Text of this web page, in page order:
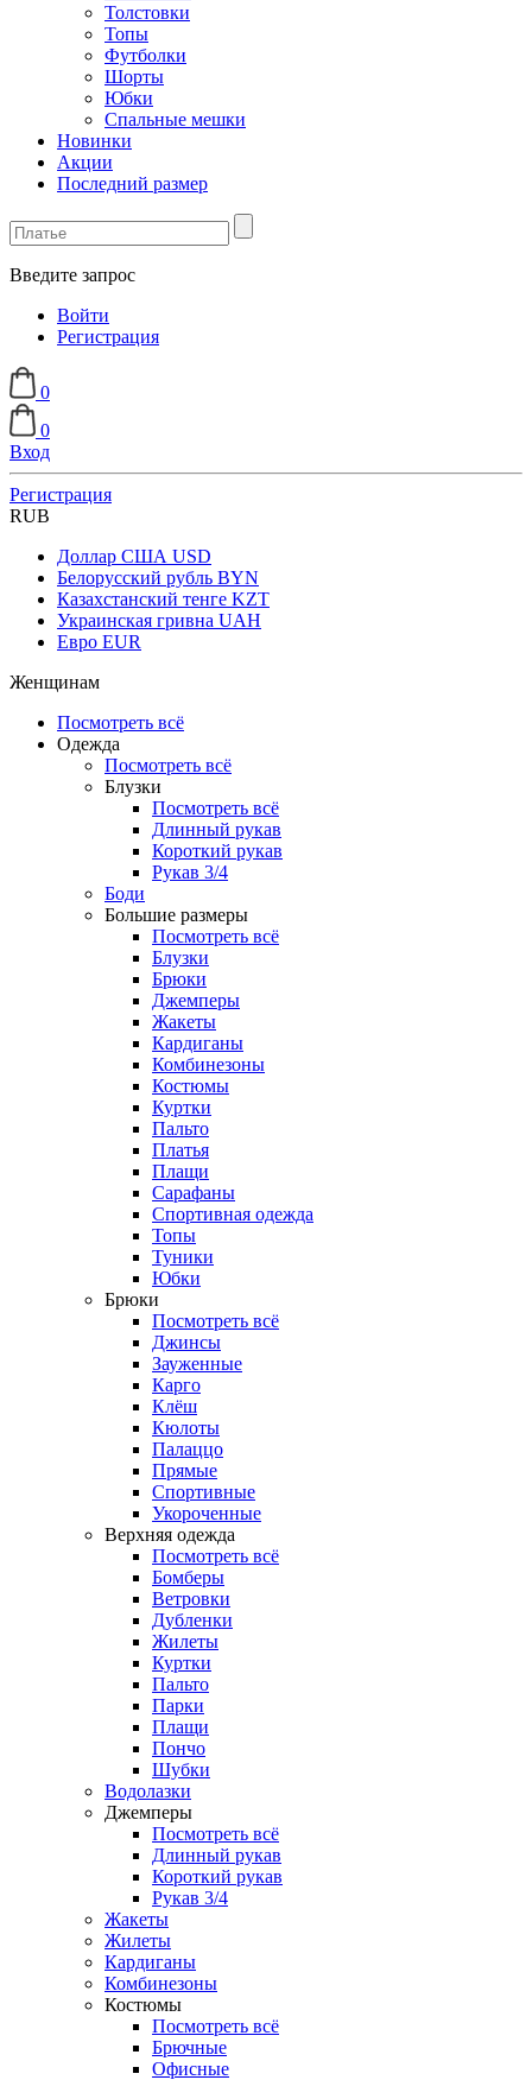
Толстовки
Топы
Футболки
Шорты
Юбки
Спальные мешки
Новинки
Акции
Последний размер
Введите запрос
Войти
Регистрация
0
0
Вход
Регистрация
RUB
Доллар США USD
Белорусский рубль BYN
Казахстанский тенге KZT
Украинская гривна UAH
Евро EUR
Женщинам
Посмотреть всё
Одежда
Посмотреть всё
Блузки
Посмотреть всё
Длинный рукав
Короткий рукав
Рукав 3/4
Боди
Большие размеры
Посмотреть всё
Блузки
Брюки
Джемперы
Жакеты
Кардиганы
Комбинезоны
Костюмы
Куртки
Пальто
Платья
Плащи
Сарафаны
Спортивная одежда
Топы
Туники
Юбки
Брюки
Посмотреть всё
Джинсы
Зауженные
Карго
Клёш
Кюлоты
Палаццо
Прямые
Спортивные
Укороченные
Верхняя одежда
Посмотреть всё
Бомберы
Ветровки
Дубленки
Жилеты
Куртки
Пальто
Парки
Плащи
Пончо
Шубки
Водолазки
Джемперы
Посмотреть всё
Длинный рукав
Короткий рукав
Рукав 3/4
Жакеты
Жилеты
Кардиганы
Комбинезоны
Костюмы
Посмотреть всё
Брючные
Офисные